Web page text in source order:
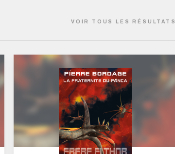
VOIR TOUS LES RÉSULTATS